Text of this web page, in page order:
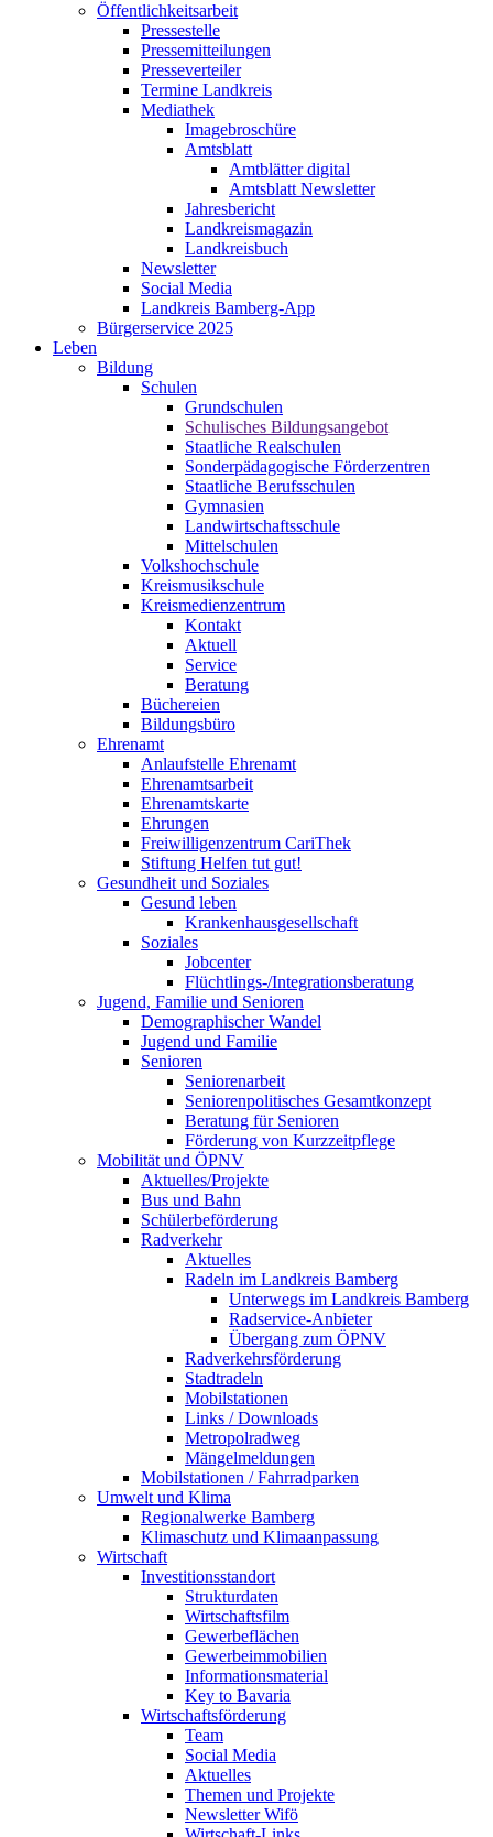
Öffentlichkeitsarbeit
Pressestelle
Pressemitteilungen
Presseverteiler
Termine Landkreis
Mediathek
Imagebroschüre
Amtsblatt
Amtblätter digital
Amtsblatt Newsletter
Jahresbericht
Landkreismagazin
Landkreisbuch
Newsletter
Social Media
Landkreis Bamberg-App
Bürgerservice 2025
Leben
Bildung
Schulen
Grundschulen
Schulisches Bildungsangebot
Staatliche Realschulen
Sonderpädagogische Förderzentren
Staatliche Berufsschulen
Gymnasien
Landwirtschaftsschule
Mittelschulen
Volkshochschule
Kreismusikschule
Kreismedienzentrum
Kontakt
Aktuell
Service
Beratung
Büchereien
Bildungsbüro
Ehrenamt
Anlaufstelle Ehrenamt
Ehrenamtsarbeit
Ehrenamtskarte
Ehrungen
Freiwilligenzentrum CariThek
Stiftung Helfen tut gut!
Gesundheit und Soziales
Gesund leben
Krankenhausgesellschaft
Soziales
Jobcenter
Flüchtlings-/Integrationsberatung
Jugend, Familie und Senioren
Demographischer Wandel
Jugend und Familie
Senioren
Seniorenarbeit
Seniorenpolitisches Gesamtkonzept
Beratung für Senioren
Förderung von Kurzzeitpflege
Mobilität und ÖPNV
Aktuelles/Projekte
Bus und Bahn
Schülerbeförderung
Radverkehr
Aktuelles
Radeln im Landkreis Bamberg
Unterwegs im Landkreis Bamberg
Radservice-Anbieter
Übergang zum ÖPNV
Radverkehrsförderung
Stadtradeln
Mobilstationen
Links / Downloads
Metropolradweg
Mängelmeldungen
Mobilstationen / Fahrradparken
Umwelt und Klima
Regionalwerke Bamberg
Klimaschutz und Klimaanpassung
Wirtschaft
Investitionsstandort
Strukturdaten
Wirtschaftsfilm
Gewerbeflächen
Gewerbeimmobilien
Informationsmaterial
Key to Bavaria
Wirtschaftsförderung
Team
Social Media
Aktuelles
Themen und Projekte
Newsletter Wifö